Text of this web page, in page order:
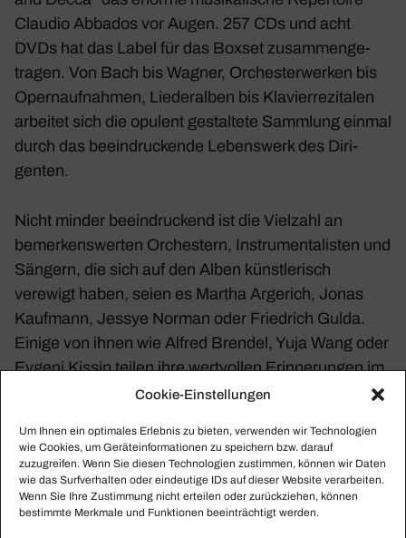
Cookie-Einstellungen
Um Ihnen ein optimales Erlebnis zu bieten, verwenden wir Technologien
wie Cookies, um Geräteinformationen zu speichern bzw. darauf
zuzugreifen. Wenn Sie diesen Technologien zustimmen, können wir Daten
wie das Surfverhalten oder eindeutige IDs auf dieser Website verarbeiten.
Wenn Sie Ihre Zustimmung nicht erteilen oder zurückziehen, können
bestimmte Merkmale und Funktionen beeinträchtigt werden.
Claudio Abbados vor Augen. 257 CDs und acht
DVDs hat das Label für das Boxset zusam­men­ge­
tragen. Von Bach bis Wagner, Orches­ter­werken bis
Opern­auf­nahmen, Lieder­alben bis Klavierre­zi­talen
arbeitet sich die opulent gestal­tete Samm­lung einmal
durch das beein­dru­ckende Lebens­werk des Diri­
genten.
Nicht minder beein­dru­ckend ist die Viel­zahl an
bemer­kens­werten Orches­tern, Instru­men­ta­listen und
Sängern, die sich auf den Alben künst­le­risch
verewigt haben, seien es Martha Arge­rich, Jonas
Kauf­mann, Jessye Norman oder Fried­rich Gulda.
Einige von ihnen wie Alfred Brendel, Yuja Wang oder
Evgeni Kissin teilen ihre wert­vollen Erin­ne­rungen im
beilie­genden 112-seitigen Hard­cover-Buch und
Das Eintau­chen in Claudio Abbados Lebens­werk
öffnet uns einen unbe­schreib­li­chen musi­ka­li­schen
Schatz, der, so Evgeni Kissin, „auch in Zukunft,